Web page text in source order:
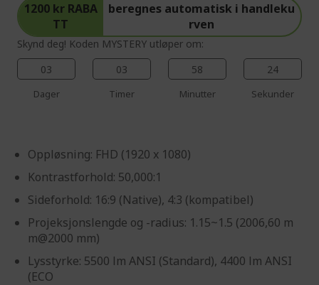
1200 kr RABA
TT
beregnes automatisk i handleku
rven
Skynd deg! Koden MYSTERY utløper om:
03
Dager
03
Timer
58
Minutter
24
Sekunder
Oppløsning: FHD (1920 x 1080)
Kontrastforhold: 50,000:1
Sideforhold: 16:9 (Native), 4:3 (kompatibel)
Projeksjonslengde og -radius: 1.15~1.5 (2006,60 m
m@2000 mm)
Lysstyrke: 5500 lm ANSI (Standard), 4400 lm ANSI
(ECO